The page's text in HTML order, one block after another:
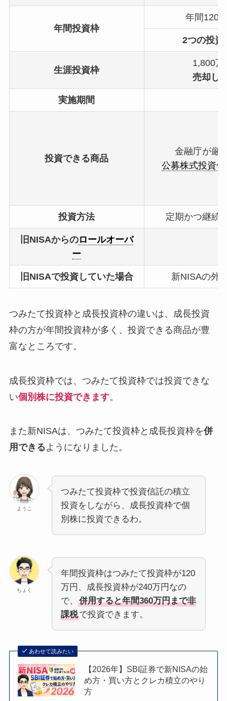
年間投資枠
年間120
2つの投資
生涯投資枠
1,800万
売却し
実施期間
投資できる商品
金融庁が厳
公募株式投資
投資方法 定期かつ継続
旧NISAからのロールオーバ
ー
旧NISAで投資していた場合 新NISAの外
つみたて投資枠と成長投資枠の違いは、成長投資
枠の方が年間投資枠が多く、投資できる商品が豊
富なところです。
成長投資枠では、つみたて投資枠では投資できな
い個別株に投資できます。
また新NISAは、つみたて投資枠と成長投資枠を併
用できるようになりました。
ようこ
つみたて投資枠で投資信託の積立
投資をしながら、成長投資枠で個
別株に投資できるわ。
ちょく
年間投資枠はつみたて投資枠が120
万円、成長投資枠が240万円なの
で、
併用すると年間360万円まで非
課税で投資できます。
あわせて読みたい
【2026年】SBI証券で新NISAの始
め方・買い方とクレカ積立のやり
方